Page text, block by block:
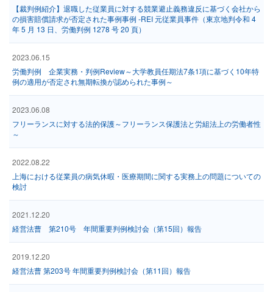
【裁判例紹介】退職した従業員に対する競業避止義務違反に基づく会社から
の損害賠償請求が否定された事例事例 ‐REI 元従業員事件（東京地判令和 4
年 5 月 13 日、労働判例 1278 号 20 頁）
2023.06.15
労働判例 企業実務・判例Review～大学教員任期法7条1項に基づく10年特
例の適用が否定され無期転換が認められた事例～
2023.06.08
フリーランスに対する法的保護～フリーランス保護法と労組法上の労働者性
～
2022.08.22
上海における従業員の病気休暇・医療期間に関する実務上の問題についての
検討
2021.12.20
経営法曹 第210号 年間重要判例検討会（第15回）報告
2019.12.20
経営法曹 第203号 年間重要判例検討会（第11回）報告